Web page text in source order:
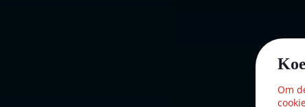
Om
(B x D x
12.7